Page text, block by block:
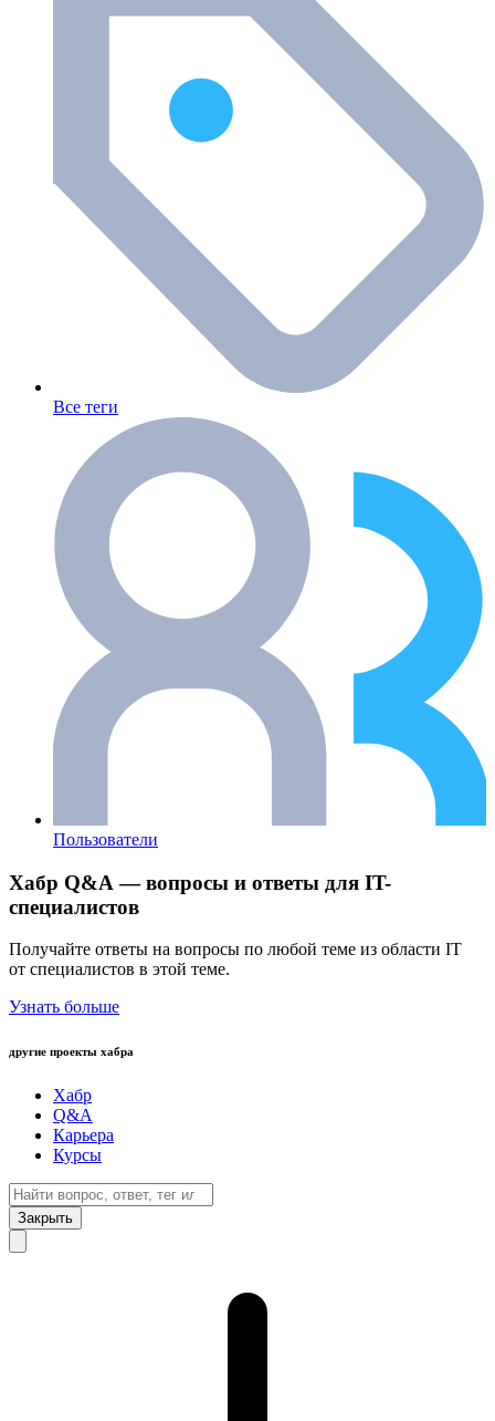
Все теги
Пользователи
Хабр Q&A — вопросы и ответы для IT-
специалистов
Получайте ответы на вопросы по любой теме из области IT
от специалистов в этой теме.
Узнать больше
другие проекты хабра
Хабр
Q&A
Карьера
Курсы
Закрыть